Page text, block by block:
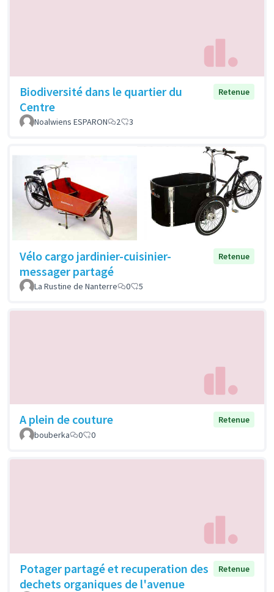
Biodiversité dans le quartier du
Centre
Retenue
Noalwiens ESPARON 2 3
Vélo cargo jardinier-cuisinier-
messager partagé
Retenue
La Rustine de Nanterre 0 5
A plein de couture
Retenue
bouberka
0 0
Potager partagé et recuperation des
dechets organiques de l'avenue
Retenue